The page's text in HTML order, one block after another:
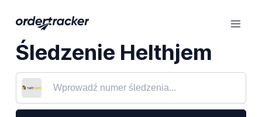
Śledzenie Helthjem